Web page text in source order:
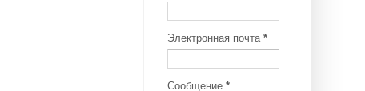
Электронная почта *
Сообщение *